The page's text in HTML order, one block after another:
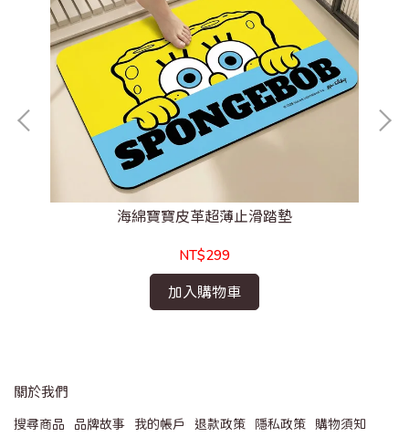
海綿寶寶皮革超薄止滑踏墊
NT$299
加入購物車
關於我們
搜尋商品 品牌故事 我的帳戶 退款政策 隱私政策
購物須知